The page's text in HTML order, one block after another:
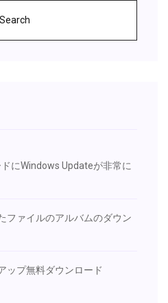
Search
にWindows Updateが非常に
ファイルのアルバムのダウン
ップ無料ダウンロード